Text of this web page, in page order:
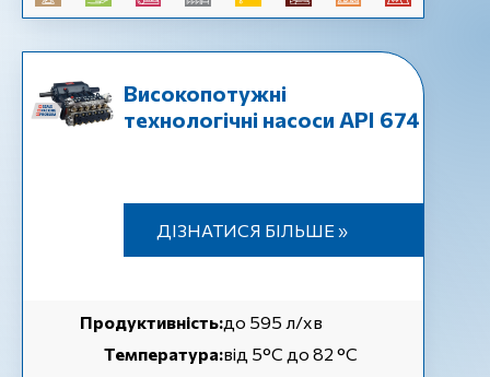
Високопотужні
технологічні насоси API 674
ДІЗНАТИСЯ БІЛЬШЕ »
Продуктивність:до 595 л/хв
Температура:від 5°С до 82 °С